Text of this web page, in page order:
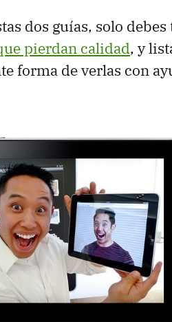
dos guías, solo
pierdan calidad, y
forma de verlas con